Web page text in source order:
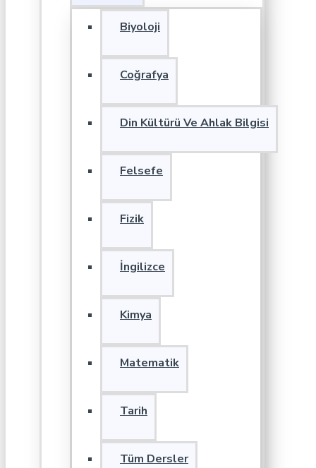
Biyoloji
Coğrafya
Din Kültürü Ve Ahlak Bilgisi
Felsefe
Fizik
İngilizce
Kimya
Matematik
Tarih
Tüm Dersler